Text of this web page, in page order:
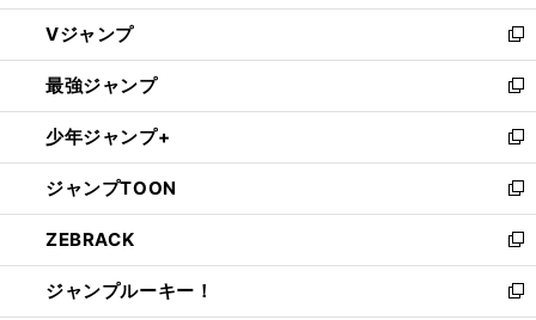
ウ
ィ
ン
ド
ウ
で
開
く
し
い
ウ
ィ
ン
ド
ウ
で
開
く
Vジャンプ
新
し
い
ウ
ィ
ン
ド
ウ
で
開
く
最強ジャンプ
新
し
い
ウ
ィ
ン
ド
ウ
で
少年ジャンプ+
新
し
い
ウ
ィ
ン
ド
ジャンプTOON
新
し
い
ウ
ィ
ZEBRACK
新
し
い
ジャンプルーキー！
新